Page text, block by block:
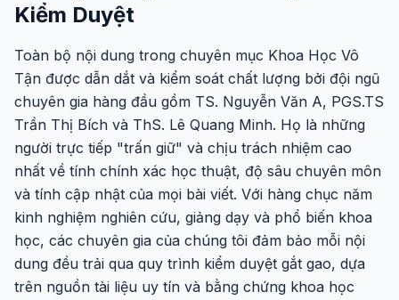
Kiểm Duyệt
Toàn bộ nội dung trong chuyên mục Khoa Học Vô
Tận được dẫn dắt và kiểm soát chất lượng bởi đội ngũ
chuyên gia hàng đầu gồm TS. Nguyễn Văn A, PGS.TS
Trần Thị Bích và ThS. Lê Quang Minh. Họ là những
người trực tiếp "trấn giữ" và chịu trách nhiệm cao
nhất về tính chính xác học thuật, độ sâu chuyên môn
và tính cập nhật của mọi bài viết. Với hàng chục năm
kinh nghiệm nghiên cứu, giảng dạy và phổ biến khoa
học, các chuyên gia của chúng tôi đảm bảo mỗi nội
dung đều trải qua quy trình kiểm duyệt gắt gao, dựa
trên nguồn tài liệu uy tín và bằng chứng khoa học